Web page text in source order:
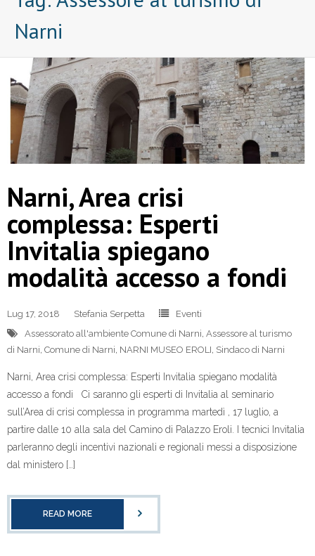
Narni
Narni, Area crisi
complessa: Esperti
Invitalia spiegano
modalità accesso a fondi
Lug 17, 2018 Stefania Serpetta
Eventi
Assessorato all'ambiente Comune di Narni Assessore al turismo
di Narni Comune di Narni NARNI MUSEO EROLI Sindaco di Narni
Narni, Area crisi complessa: Esperti Invitalia spiegano modalità
accesso a fondi Ci saranno gli esperti di Invitalia al seminario
sull’Area di crisi complessa in programma martedì , 17 luglio, a
partire dalle 10 alla sala del Camino di Palazzo Eroli. I tecnici Invitalia
parleranno degli incentivi nazionali e regionali messi a disposizione
dal ministero […]
READ MORE